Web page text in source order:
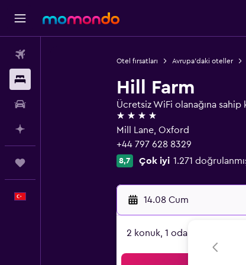
Otel fırsatları Avrupa'daki oteller
Hill Farm
Ücretsiz WiFi olanağına sahip
4 yıldız
Mill Lane, Oxford
+44 797 628 8329
8,7 Çok iyi 1.271
14.08 Cum
2 konuk, 1 oda